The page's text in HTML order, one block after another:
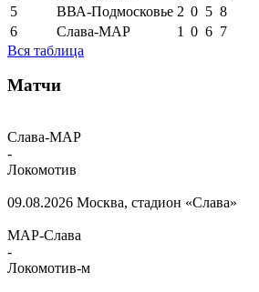
5
ВВА-Подмосковье 2 0 5 8
6
Слава-МАР 1 0 6 7
Вся таблица
Матчи
Слава-МАР
-
Локомотив
09.08.2026 Москва, стадион «Слава»
МАР-Слава
-
Локомотив-м